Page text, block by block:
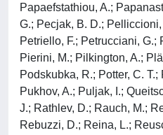
Papaefstathiou, A.;
G.; Pecjak, B. D.;
Petriello, F.; Petrucciani, G.;
Pierini, M.; Pilkington, A.;
Podskubka, R.; Potter, C.
Pukhov, A.; Puljak, I.;
J.; Rathlev, D.; Rauch, M.;
Rebuzzi, D.; Reina, L.;